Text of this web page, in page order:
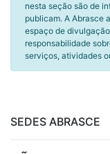
nesta seção são de
publicam. A Abrasce
espaço de
responsabilidade
serviços, atividades
SEDES ABRASCE